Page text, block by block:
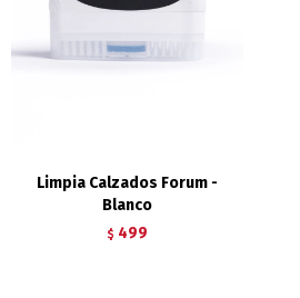
Limpia Calzados Forum -
Blanco
$ 499